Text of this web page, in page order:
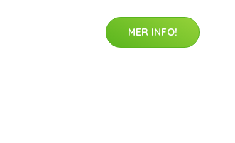
MER INFO!